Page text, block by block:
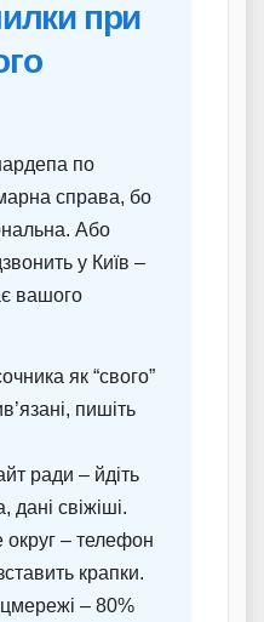
при
по
справа, бо
Або
у Київ –
вашого
як “свого”
пишіть
ради – йдіть
дані свіжіші.
округ – телефон
крапки.
– 80%